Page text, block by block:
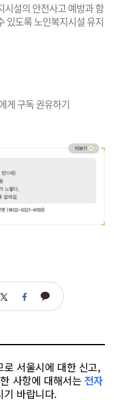
설의 안전사고 예방과 함
있도록 노인복지시설 유지
트 페 카
서울시에 대한 신고,
사항에 대해서는 전자
기 바랍니다.